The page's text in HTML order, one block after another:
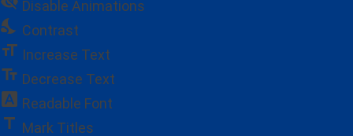
Disable Animations
nights_stay Contrast
format_size Increase Text
text_fields Decrease Text
font_download Readable Font
title Mark Titles